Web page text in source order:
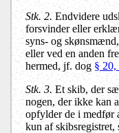
Stk. 2. Endvidere
forsvinder eller
syns- og
eller ved en anden
hermed, jf. dog § 20,
Stk. 3. Et skib, der
nogen, der ikke kan
opfylder de i medfør
kun af skibsregistret,